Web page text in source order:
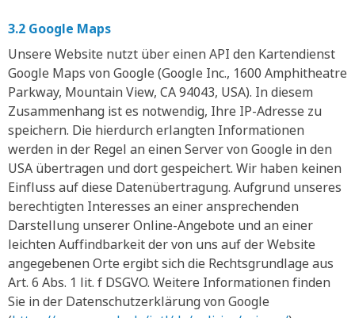
3.2 Google Maps
Unsere Website nutzt über einen API den Kartendienst
Google Maps von Google (Google Inc., 1600 Amphitheatre
Parkway, Mountain View, CA 94043, USA). In diesem
Zusammenhang ist es notwendig, Ihre IP-Adresse zu
speichern. Die hierdurch erlangten Informationen
werden in der Regel an einen Server von Google in den
USA übertragen und dort gespeichert. Wir haben keinen
Einfluss auf diese Datenübertragung. Aufgrund unseres
berechtigten Interesses an einer ansprechenden
Darstellung unserer Online-Angebote und an einer
leichten Auffindbarkeit der von uns auf der Website
angegebenen Orte ergibt sich die Rechtsgrundlage aus
Art. 6 Abs. 1 lit. f DSGVO. Weitere Informationen finden
Sie in der Datenschutzerklärung von Google